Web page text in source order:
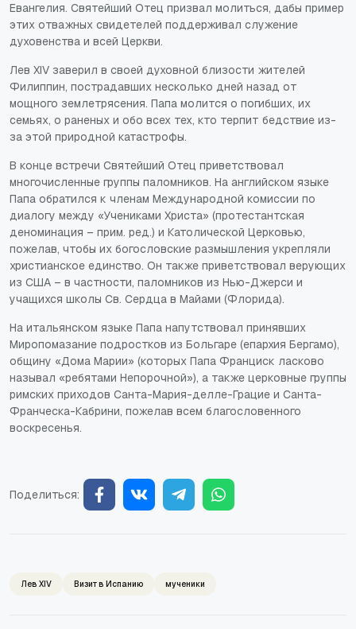
Евангелия. Святейший Отец призвал молиться, дабы пример
этих отважных свидетелей поддерживал служение
духовенства и всей Церкви.
Лев XIV заверил в своей духовной близости жителей
Филиппин, пострадавших несколько дней назад от
мощного землетрясения. Папа молится о погибших, их
семьях, о раненых и обо всех тех, кто терпит бедствие из-
за этой природной катастрофы.
В конце встречи Святейший Отец приветствовал
многочисленные группы паломников. На английском языке
Папа обратился к членам Международной комиссии по
диалогу между «Учениками Христа» (протестантская
деноминация – прим. ред.) и Католической Церковью,
пожелав, чтобы их богословские размышления укрепляли
христианское единство. Он также приветствовал верующих
из США – в частности, паломников из Нью-Джерси и
учащихся школы Св. Сердца в Майами (Флорида).
На итальянском языке Папа напутствовал принявших
Миропомазание подростков из Больгаре (епархия Бергамо),
общину «Дома Марии» (которых Папа Франциск ласково
называл «ребятами Непорочной»), а также церковные группы
римских приходов Санта-Мария-делле-Грацие и Санта-
Франческа-Кабрини, пожелав всем благословенного
воскресенья.
Поделиться:
Лев XIV Визит в Испанию мученики